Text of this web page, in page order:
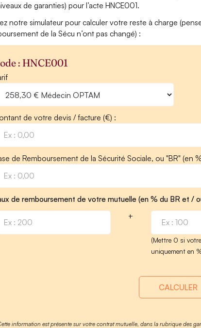
de garanties) pour l’acte HNCE001.
notre simulateur pour calculer votre reste à charge
de la Sécu n’ont pas changé) :
: HNCE001
de votre devis / facture (€) :
de Remboursement de la Sécurité Sociale, ou "BR" (en
de remboursement de votre mutuelle (en % du BR et /
+
(Mettre 0 si
uniquement en
CALCULER
information est présente sur votre contrat mutuelle, dans la rubrique des